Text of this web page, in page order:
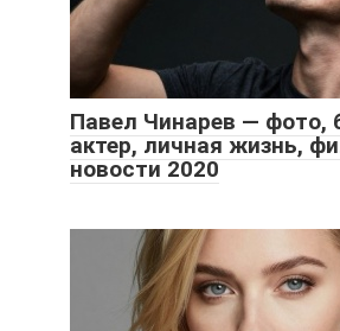
Павел Чинарев — фото,
актер, личная жизнь,
новости 2020